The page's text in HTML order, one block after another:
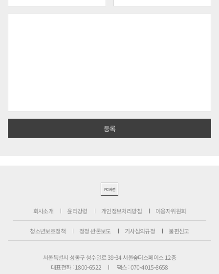
PC버전
회사소개 윤리강령 개인정보처리방침 이용자위원회
청소년보호정책 정정·반론보도 기사심의규정 불편신고
서울특별시 성동구 성수일로 39-34 서울숲더스페이스 12층
대표전화 : 1800-6522
팩스 : 070-4015-8658